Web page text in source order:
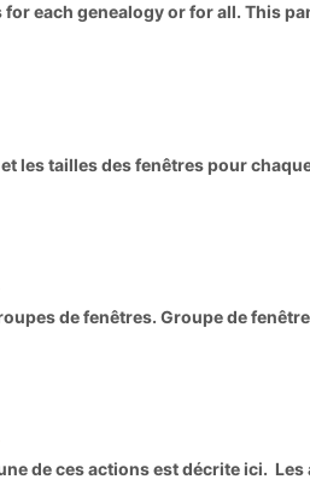
each genealogy or for all. This
les tailles des fenêtres pour
de fenêtres. Groupe de
de ces actions est décrite ici. Les